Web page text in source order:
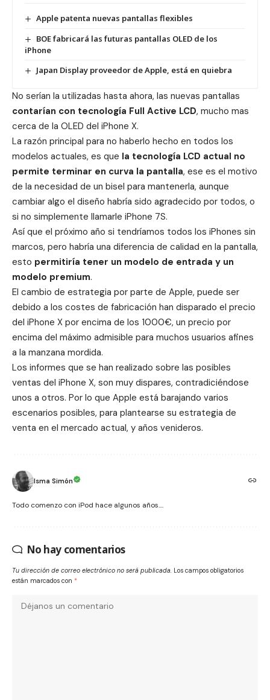
Apple patenta nuevas pantallas flexibles
BOE fabricará las futuras pantallas OLED de los
iPhone
Japan Display proveedor de Apple, está en quiebra
No serían la utilizadas hasta ahora, las nuevas pantallas
contarían con tecnología Full Active LCD, mucho mas
cerca de la OLED del iPhone X.
La razón principal para no haberlo hecho en todos los
modelos actuales, es que la tecnología LCD actual no
permite terminar en curva la pantalla, ese es el motivo
de la necesidad de un bisel para mantenerla, aunque
cambiar algo el diseño habría sido agradecido por todos, o
si no simplemente llamarle iPhone 7S.
Así que el próximo año si tendríamos todos los iPhones sin
marcos, pero habría una diferencia de calidad en la pantalla,
esto permitiría tener un modelo de entrada y un
modelo premium.
El cambio de estrategia por parte de Apple, puede ser
debido a los costes de fabricación han disparado el precio
del iPhone X por encima de los 1000€, un precio por
encima del máximo admisible para muchos usuarios afines
a la manzana mordida.
Los informes que se han realizado sobre las posibles
ventas del iPhone X, son muy dispares, contradiciéndose
unos a otros. Por lo que Apple está barajando varios
escenarios posibles, para plantearse su estrategia de
venta en el mercado actual, y años venideros.
Isma Simón
Todo comenzo con iPod hace algunos años....
No hay comentarios
Tu dirección de correo electrónico no será publicada. Los campos obligatorios
están marcados con *